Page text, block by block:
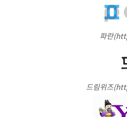
파란
드림위즈